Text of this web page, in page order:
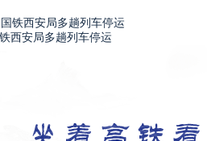
西安局多趟列车停运